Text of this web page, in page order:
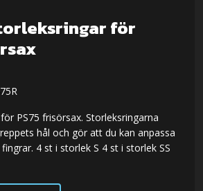
för
PS75 frisörsax. Storleksringarna
hål och gör att du kan anpassa
4 st i storlek S 4 st i storlek SS